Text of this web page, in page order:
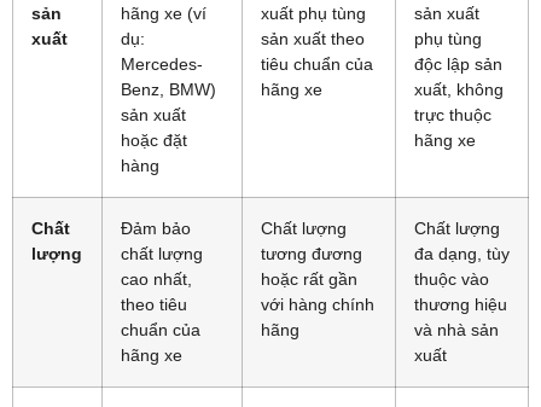
sản
xuất
hãng xe (ví
dụ:
Mercedes-
Benz, BMW)
sản xuất
hoặc đặt
hàng
xuất phụ tùng
sản xuất theo
tiêu chuẩn của
hãng xe
sản xuất
phụ tùng
độc lập sản
xuất, không
trực thuộc
hãng xe
Chất
lượng
Đảm bảo
chất lượng
cao nhất,
theo tiêu
chuẩn của
hãng xe
Chất lượng
tương đương
hoặc rất gần
với hàng chính
hãng
Chất lượng
đa dạng, tùy
thuộc vào
thương hiệu
và nhà sản
xuất